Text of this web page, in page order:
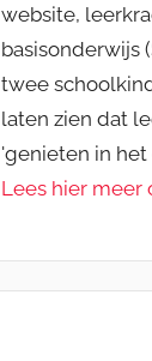
website,
basisonderwijs
twee
laten zien dat
'genieten in het
Lees hier meer